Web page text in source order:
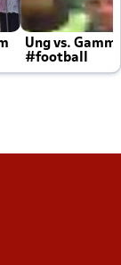
Ung vs.
#football